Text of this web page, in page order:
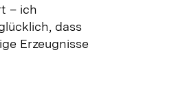
– ich
dass
Erzeugnisse